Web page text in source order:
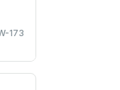
173